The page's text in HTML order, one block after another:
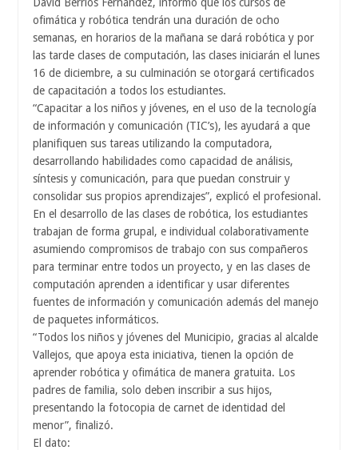
ofimática y robótica tendrán una duración de ocho
semanas, en horarios de la mañana se dará robótica y por
las tarde clases de computación, las clases iniciarán el lunes
16 de diciembre, a su culminación se otorgará certificados
de capacitación a todos los estudiantes.
“Capacitar a los niños y jóvenes, en el uso de la tecnología
de información y comunicación (TIC’s), les ayudará a que
planifiquen sus tareas utilizando la computadora,
desarrollando habilidades como capacidad de análisis,
síntesis y comunicación, para que puedan construir y
consolidar sus propios aprendizajes”, explicó el profesional.
En el desarrollo de las clases de robótica, los estudiantes
trabajan de forma grupal, e individual colaborativamente
asumiendo compromisos de trabajo con sus compañeros
para terminar entre todos un proyecto, y en las clases de
computación aprenden a identificar y usar diferentes
fuentes de información y comunicación además del manejo
de paquetes informáticos.
“Todos los niños y jóvenes del Municipio, gracias al alcalde
Vallejos, que apoya esta iniciativa, tienen la opción de
aprender robótica y ofimática de manera gratuita. Los
padres de familia, solo deben inscribir a sus hijos,
presentando la fotocopia de carnet de identidad del
menor”, finalizó.
El dato: